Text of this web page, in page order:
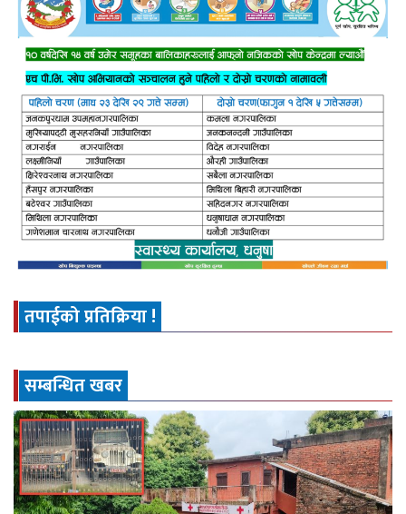
तपाईको प्रतिक्रिया !
सम्बन्धित खबर